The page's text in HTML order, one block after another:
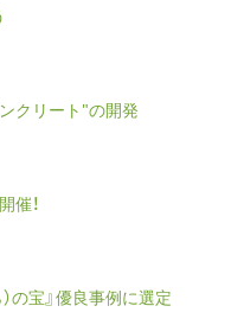
クリート"の開発
催！
の宝』優良事例に選定